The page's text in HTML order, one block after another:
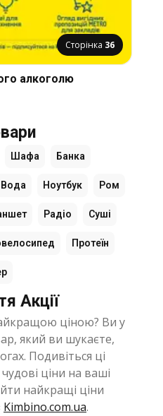
Сторінка 36
алкоголю
Шафа Банка
Вода Ноутбук Ром
Радіо Суші
Протеїн
Акції
ціною? Ви у
який ви шукаєте,
Подивіться ці
чудові ціни на ваші
найкращі ціни
Kimbino.com.ua.